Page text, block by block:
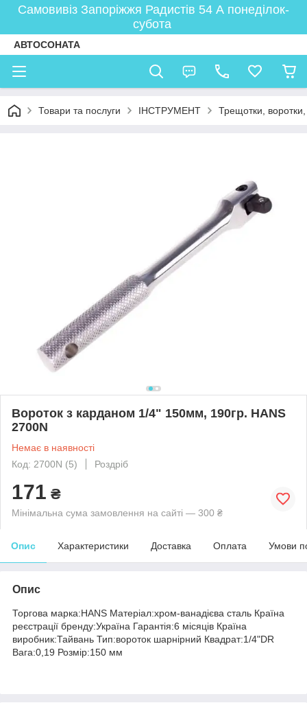
Самовивіз Запоріжжя Радистів 54 А понеділок-
субота
АВТОСОНАТА
Товари та послуги ІНСТРУМЕНТ Трещотки, воротки,
Вороток з карданом 1/4" 150мм, 190гр. HANS
2700N
Немає в наявності
Код: 2700N (5)
Роздріб
171 ₴
Мінімальна сума замовлення на сайті — 300 ₴
Опис Характеристики Доставка Оплата Умови
Опис
Торгова марка:HANS Матеріал:хром-ванадієва сталь Країна
реєстрації бренду:Україна Гарантія:6 місяців Країна
виробник:Тайвань Тип:вороток шарнірний Квадрат:1/4"DR
Вага:0,19 Розмір:150 мм